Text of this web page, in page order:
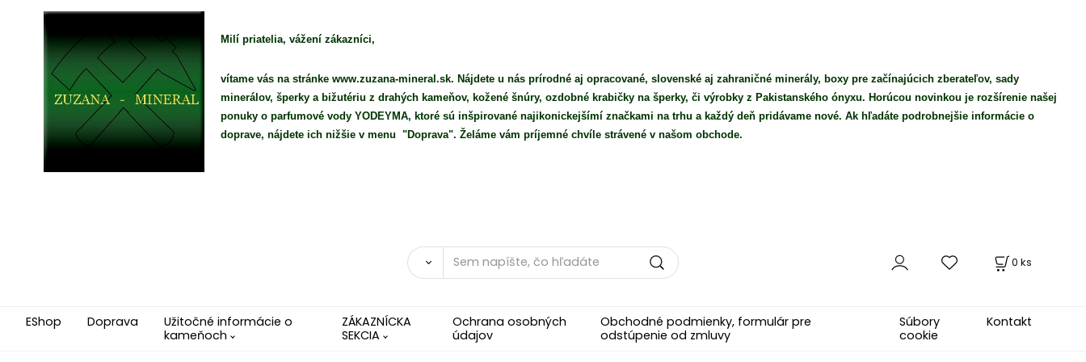
Milí priatelia, vážení zákazníci,
vítame vás na stránke www.zuzana-mineral.sk. Nájdete u nás prírodné aj opracované, slovenské aj zahraničné minerály, boxy pre začínajúcich zberateľov, sady
minerálov, šperky a bižutériu z drahých kameňov, kožené šnúry, ozdobné krabičky na šperky, či výrobky z Pakistanského ónyxu. Horúcou novinkou je rozšírenie našej
ponuky o parfumové vody YODEYMA, ktoré sú inšpirované najikonickejšímí značkami na trhu a každý deň pridávame nové. Ak hľadáte podrobnejšie informácie o
doprave, nájdete ich nižšie v menu "Doprava". Želáme vám príjemné chvíle strávené v našom obchode.
0 ks
EShop Doprava
Užitočné informácie o
kameňoch
ZÁKAZNÍCKA
SEKCIA
Ochrana osobných
údajov
Obchodné podmienky, formulár pre
odstúpenie od zmluvy
Súbory
cookie
Kontakt